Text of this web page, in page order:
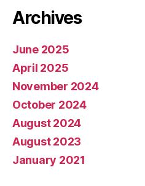
Archives
June 2025
April 2025
November 2024
October 2024
August 2024
August 2023
January 2021